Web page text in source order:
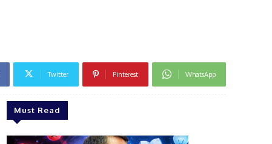
Twitter Pinterest WhatsApp
Must Read